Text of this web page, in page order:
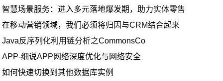
智慧场景服务：进入多元落地爆发期，助力实体零售
在移动营销领域，我们必须将归因与CRM结合起来
Java反序列化利用链分析之CommonsCo
APP-细说APP网络深度优化与网络安全
如何快速切换到其他数据库实例